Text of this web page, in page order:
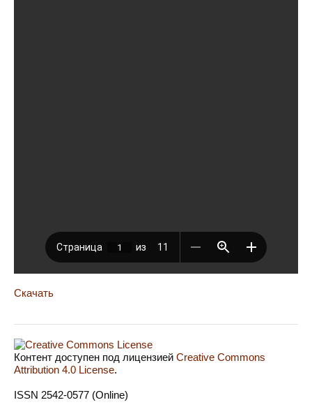
Скачать
Контент доступен под лицензией Creative Commons
Attribution 4.0 License.
ISSN 2542-0577 (Online)